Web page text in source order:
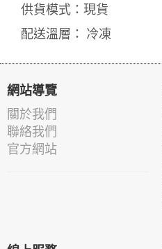
供貨模式：現貨
配送溫層： 冷凍
網站導覽
關於我們
聯絡我們
官方網站